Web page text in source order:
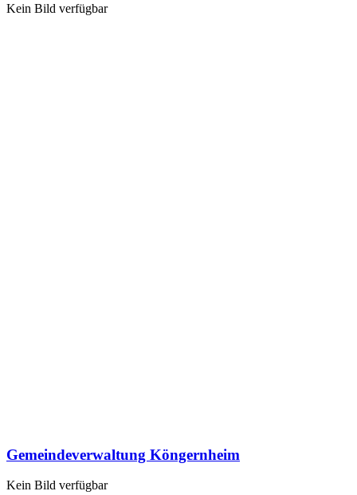
Kein Bild verfügbar
Gemeindeverwaltung Köngernheim
Kein Bild verfügbar